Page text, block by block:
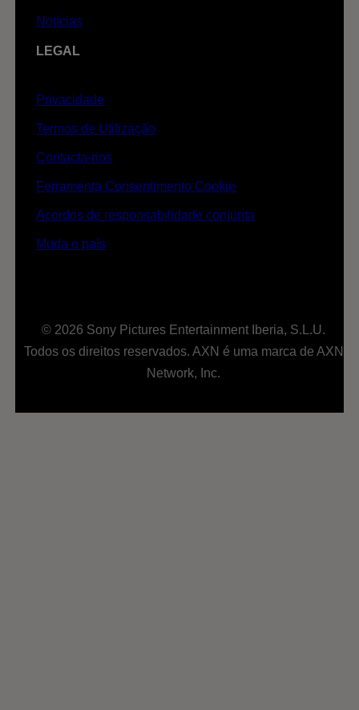
Notícias
LEGAL
Privacidade
Termos de Utilização
Contacta-nos
Ferramenta Consentimento Cookie
Acordos de responsabilidade conjunta
Muda o país
© 2026 Sony Pictures Entertainment Iberia, S.L.U.
Todos os direitos reservados. AXN é uma marca de AXN
Network, Inc.